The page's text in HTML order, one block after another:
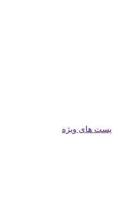
پست های ویژه